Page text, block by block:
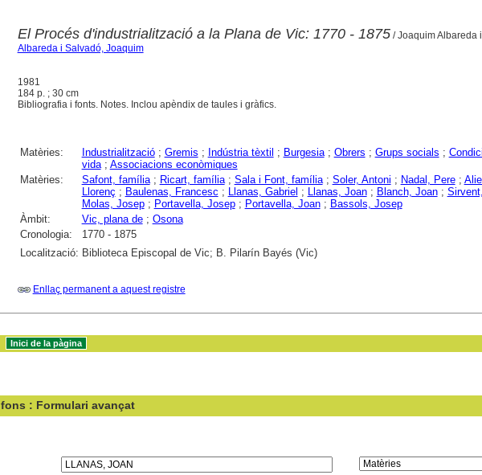
El Procés d'industrialització a la Plana de Vic: 1770 - 1875/ Joaquim Albareda
Albareda i Salvadó, Joaquim
1981
184 p. ; 30 cm
Bibliografia i fonts. Notes. Inclou apèndix de taules i gràfics.
Matèries: Industrialització; Gremis ; Indústria tèxtil ; Burgesia; Obrers ; Grups socials ;
vida; Associacions econòmiques
Matèries:
Safont, família; Ricart, família; Sala i Font, família; Soler, Antoni ; Nadal, Pere;
Llorenç ; Baulenas, Francesc ; Llanas, Gabriel ; Llanas, Joan; Blanch, Joan;
Molas, Josep; Portavella, Josep; Portavella, Joan; Bassols, Josep
Àmbit:
Vic, plana de; Osona
Cronologia:
1770 - 1875
Localització: Biblioteca Episcopal de Vic; B. Pilarín Bayés (Vic)
Enllaç permanent a aquest registre
fons : Formulari avançat